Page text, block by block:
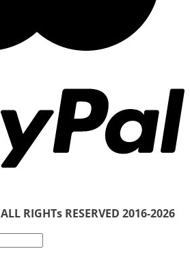
ALL RIGHTs RESERVED 2016-2026